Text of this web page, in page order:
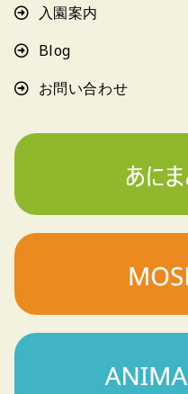
入園案内
Blog
お問い合わせ